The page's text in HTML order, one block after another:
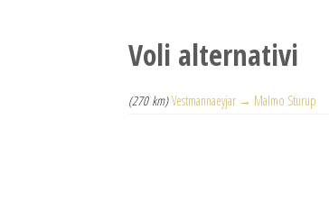
Voli alternativi
(270 km) Vestmannaeyjar → Malmo Sturup